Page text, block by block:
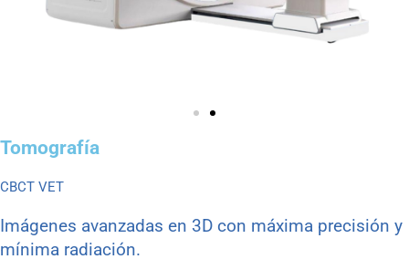
Tomografía
CBCT VET
Imágenes avanzadas en 3D con máxima precisión y
mínima radiación.